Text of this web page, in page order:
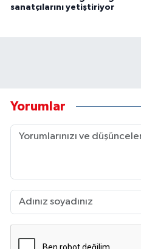
sanatçılarını yetiştiriyor
Yorumlar